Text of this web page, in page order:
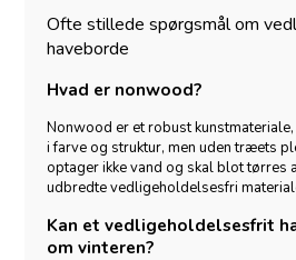
Ofte stillede spørgsmål om
haveborde
Hvad er nonwood?
Nonwood er et robust
i farve og struktur, men uden træets
optager ikke vand og skal blot tørres
udbredte vedligeholdelsesfri
Kan et vedligeholdelsesfrit
om vinteren?